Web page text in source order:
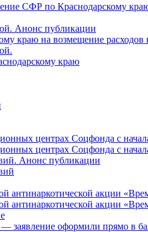
СФР по Краснодарскому
Анонс публикации
краю на возмещение расходов
краю
центрах Соцфонда с
центрах Соцфонда с
Анонс публикации
антинаркотической акции
антинаркотической акции
заявление оформили прямо в